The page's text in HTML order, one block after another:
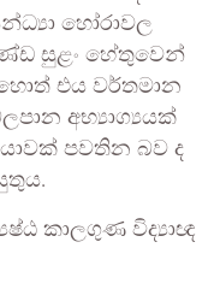
හෝරාවල
සුළං හේතුවෙන්
එය වර්තමාන
අභ්‍යාග්‍යයක්
පවතින බව ද
කාලගුණ විද්‍යාඥ